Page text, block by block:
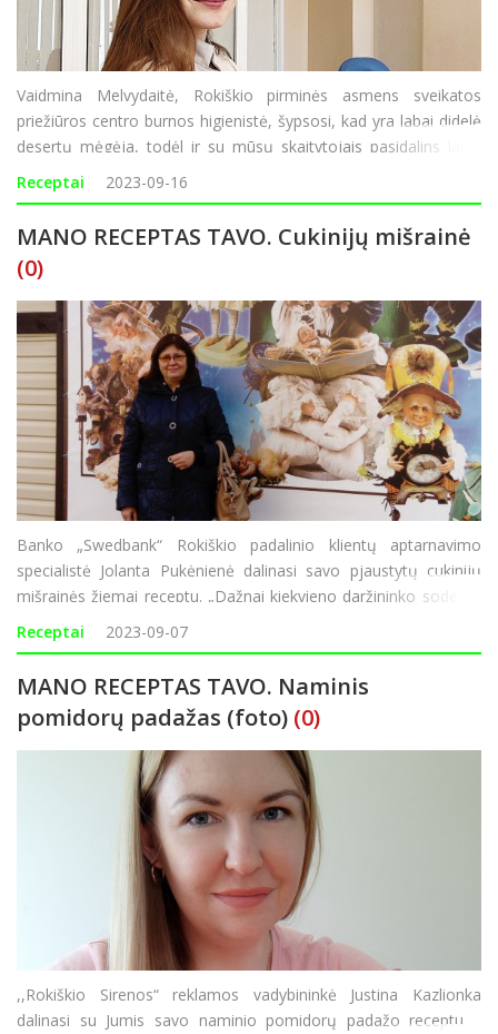
Vaidmina Melvydaitė, Rokiškio pirminės asmens sveikatos
priežiūros centro burnos higienistė, šypsosi, kad yra labai didelė
desertų mėgėja, todėl ir su mūsų skaitytojais pasidalins labai
skaniu ir lengvai pagaminamu sūrio pyrago receptu. „Visi, kurie
ragauja, pagiria, jog py
Receptai 2023-09-16
MANO RECEPTAS TAVO. Cukinijų mišrainė
(0)
Banko „Swedbank“ Rokiškio padalinio klientų aptarnavimo
specialistė Jolanta Pukėnienė dalinasi savo pjaustytų cukinijų
mišrainės žiemai receptu. „Dažnai kiekvieno daržininko sode ko
nors vis užauga per daug – ne išimtis ir cukinijos. Kažkada,
turėdama da
Receptai 2023-09-07
MANO RECEPTAS TAVO. Naminis
pomidorų padažas (foto) (0)
,,Rokiškio Sirenos“ reklamos vadybininkė Justina Kazlionka
dalinasi su Jumis savo naminio pomidorų padažo receptu.